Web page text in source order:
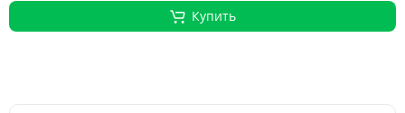
Купить